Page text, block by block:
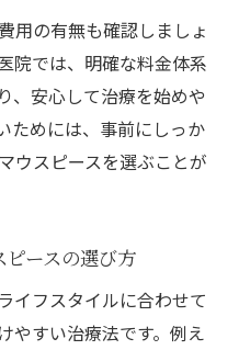
用の有無も確認しましょ
院では、明確な料金体系
、安心して治療を始めや
ためには、事前にしっか
ウスピースを選ぶことが
ピースの選び方
イフスタイルに合わせて
やすい治療法です。例え